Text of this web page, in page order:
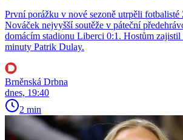
První porážku v nové sezoně utrpěli
Nováček nejvyšší soutěže v páteční
domácím stadionu Liberci 0:1. Hostům
minuty Patrik Dulay.
Brněnská Drbna
dnes, 19:40
2 min